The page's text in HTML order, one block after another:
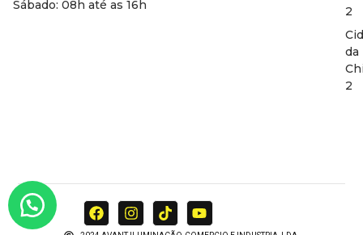
2
da
2
Sábado: 08h até as 16h
F
a
I
n
T
i
Y
o